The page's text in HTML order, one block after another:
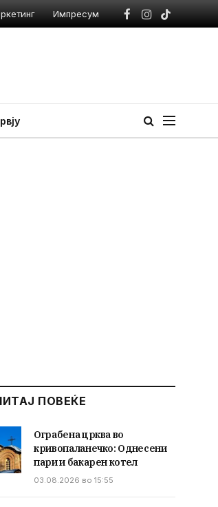
Импресум
Facebook
Instagram
TikTok
ПОВЕЌЕ
Ограбена црква во
кривопаланечко: Однесени
пари и бакарен котел
03.08.2026 во 15:55